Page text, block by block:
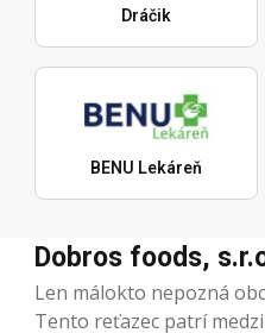
Dráčik
BENU Lekáreň
Dobros foods,
Len málokto nepozná
Tento reťazec patrí